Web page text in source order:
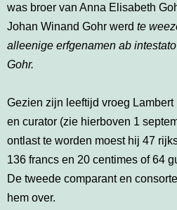
was broer van Anna Elisabeth
Johan Winand Gohr werd te
alleenige erfgenamen ab
Gohr.
Gezien zijn leeftijd vroeg
en curator (zie hierboven 1
ontlast te worden moest hij 47
136 francs en 20 centimes of 64
De tweede comparant en
hem over.